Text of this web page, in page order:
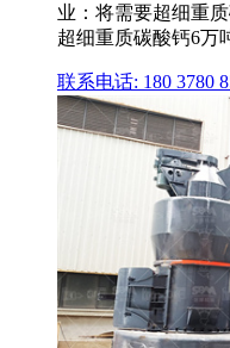
业：将需要超细重
超细重质碳酸钙6万
联系电话: 180 3780